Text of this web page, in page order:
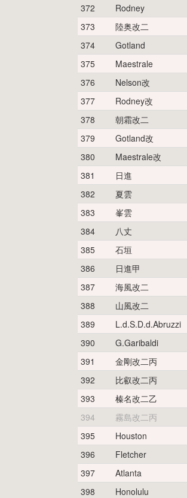
372
Rodney
373
陸奥改二
374
Gotland
375
Maestrale
376
Nelson改
377
Rodney改
378
朝霜改二
379
Gotland改
380
Maestrale改
381
日進
382
夏雲
383
峯雲
384
八丈
385
石垣
386
日進甲
387
海風改二
388
山風改二
389
L.d.S.D.d.Abruzzi
390
G.Garibaldi
391
金剛改二丙
392
比叡改二丙
393
榛名改二乙
394
霧島改二丙
395
Houston
396
Fletcher
397
Atlanta
398
Honolulu